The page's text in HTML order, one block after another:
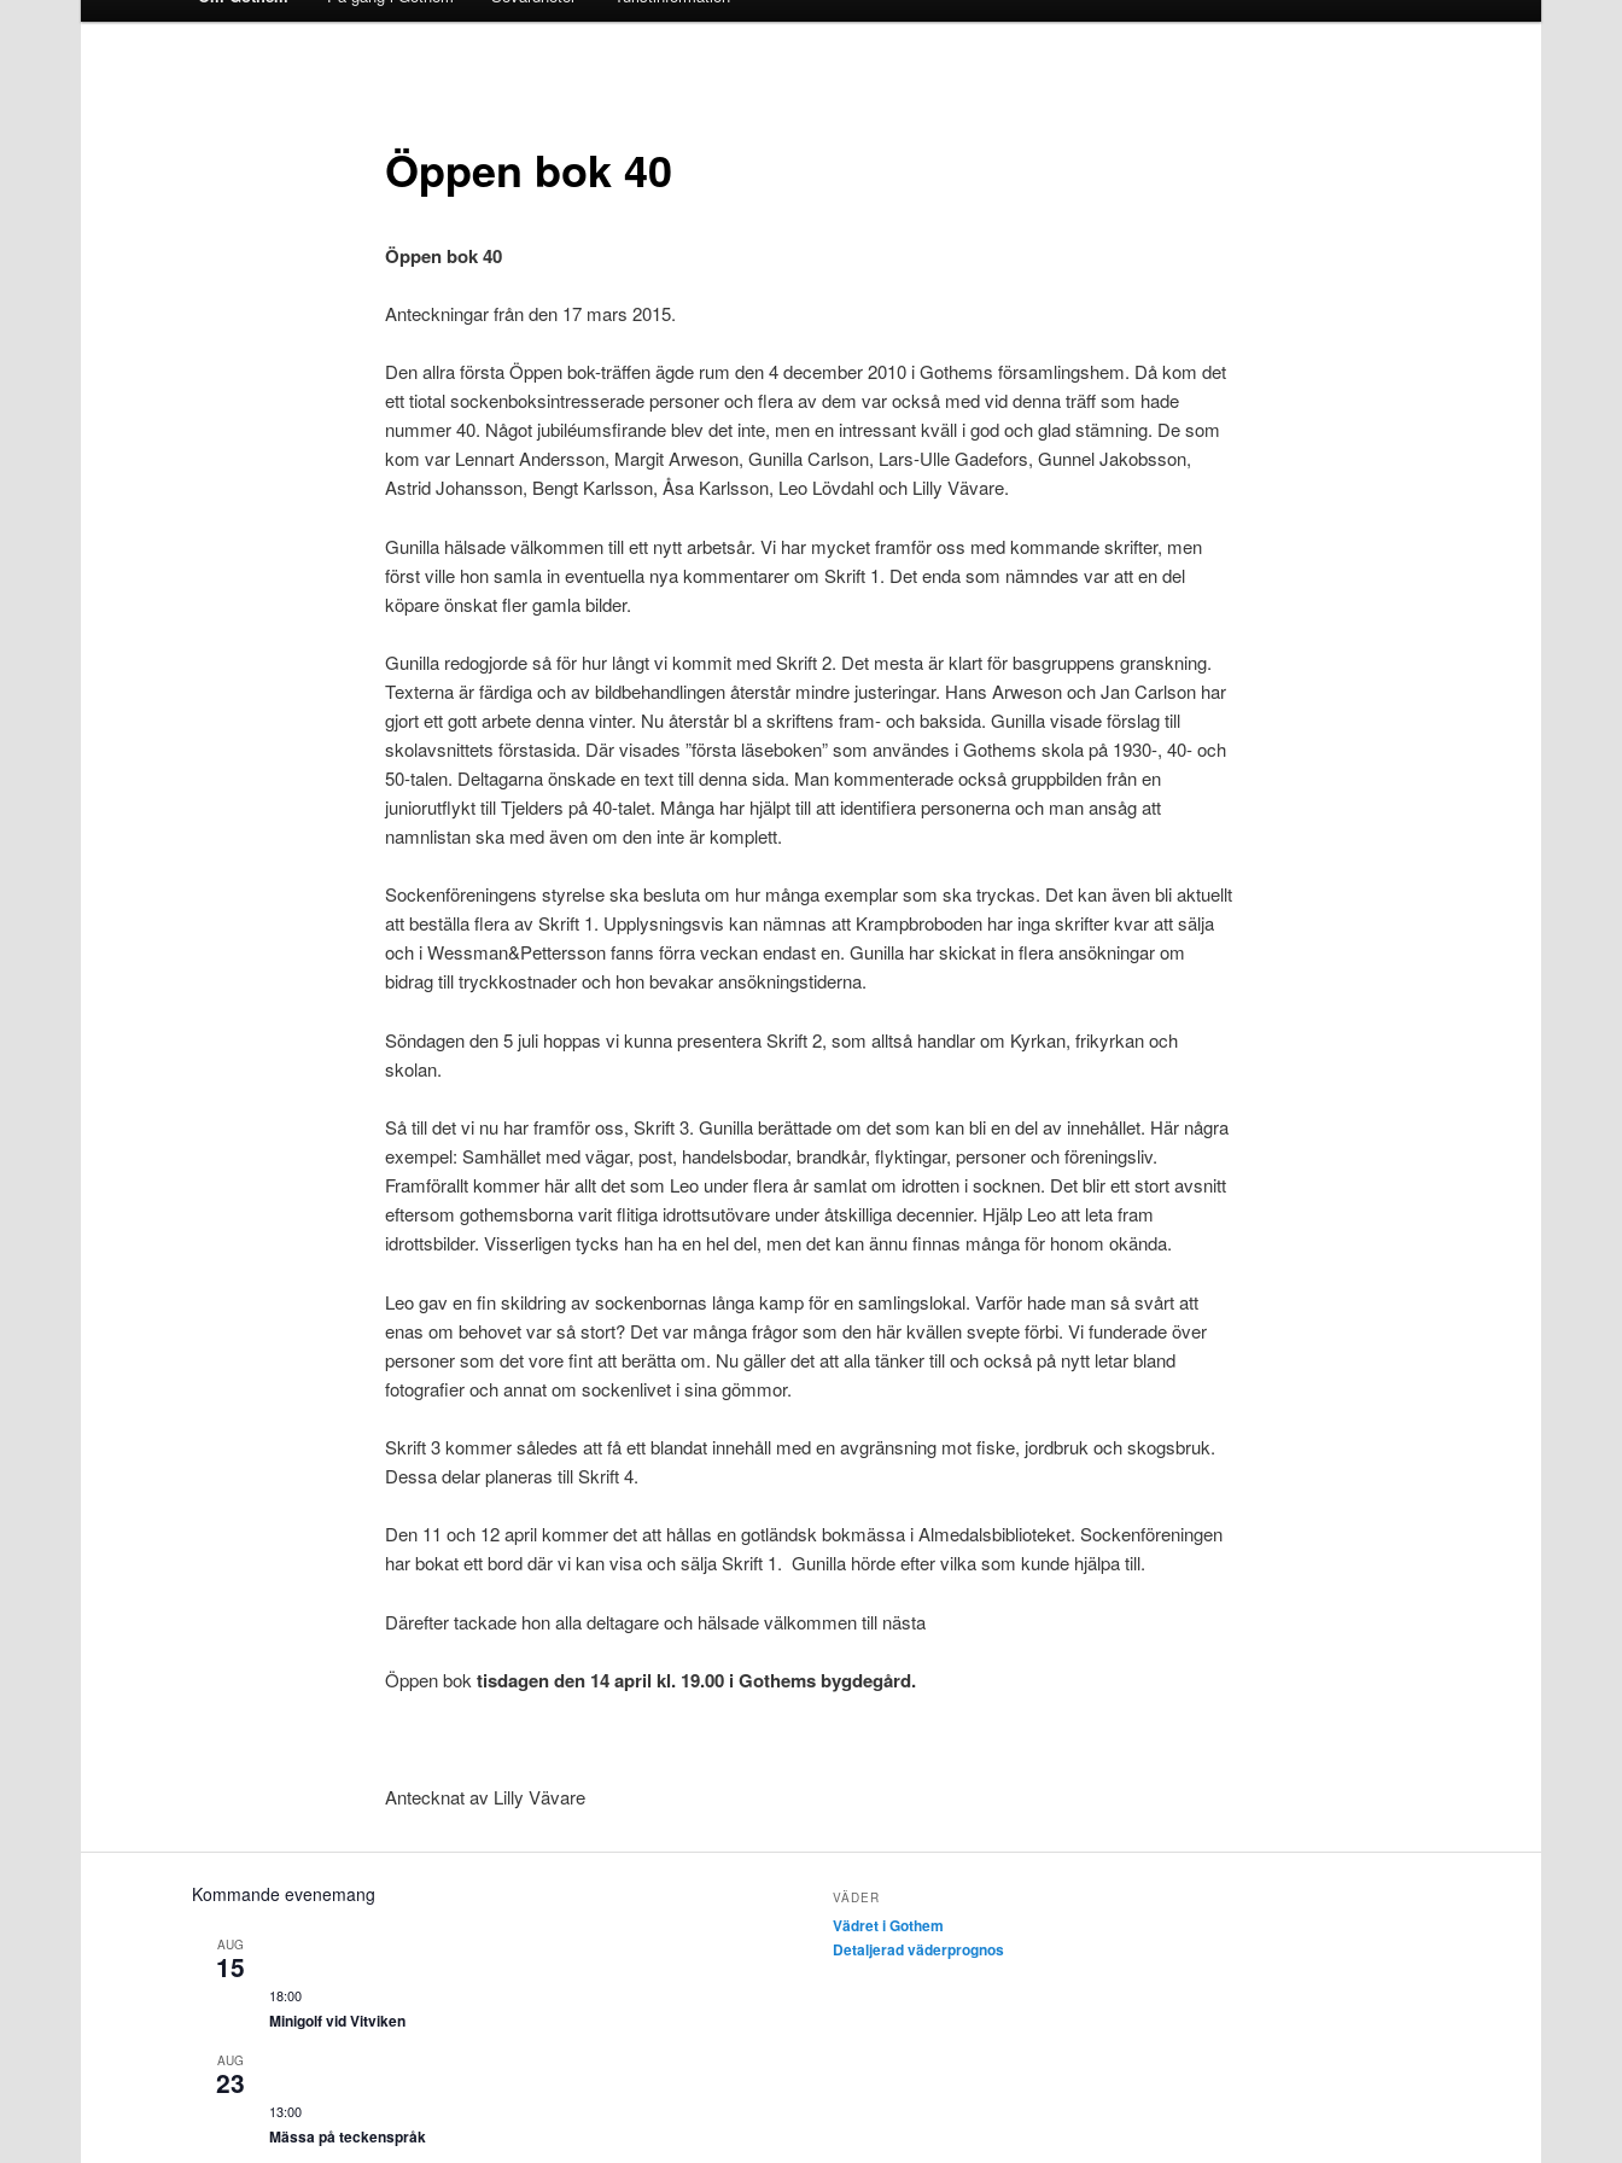
Öppen bok 40
Öppen bok 40
Anteckningar från den 17 mars 2015.
Den allra första Öppen bok-träffen ägde rum den 4 december 2010 i Gothems församlingshem. Då kom det
ett tiotal sockenboksintresserade personer och flera av dem var också med vid denna träff som hade
nummer 40. Något jubiléumsfirande blev det inte, men en intressant kväll i god och glad stämning. De som
kom var Lennart Andersson, Margit Arweson, Gunilla Carlson, Lars-Ulle Gadefors, Gunnel Jakobsson,
Astrid Johansson, Bengt Karlsson, Åsa Karlsson, Leo Lövdahl och Lilly Vävare.
Gunilla hälsade välkommen till ett nytt arbetsår. Vi har mycket framför oss med kommande skrifter, men
först ville hon samla in eventuella nya kommentarer om Skrift 1. Det enda som nämndes var att en del
köpare önskat fler gamla bilder.
Gunilla redogjorde så för hur långt vi kommit med Skrift 2. Det mesta är klart för basgruppens granskning.
Texterna är färdiga och av bildbehandlingen återstår mindre justeringar. Hans Arweson och Jan Carlson har
gjort ett gott arbete denna vinter. Nu återstår bl a skriftens fram- och baksida. Gunilla visade förslag till
skolavsnittets förstasida. Där visades ”första läseboken” som användes i Gothems skola på 1930-, 40- och
50-talen. Deltagarna önskade en text till denna sida. Man kommenterade också gruppbilden från en
juniorutflykt till Tjelders på 40-talet. Många har hjälpt till att identifiera personerna och man ansåg att
namnlistan ska med även om den inte är komplett.
Sockenföreningens styrelse ska besluta om hur många exemplar som ska tryckas. Det kan även bli aktuellt
att beställa flera av Skrift 1. Upplysningsvis kan nämnas att Krampbroboden har inga skrifter kvar att sälja
och i Wessman&Pettersson fanns förra veckan endast en. Gunilla har skickat in flera ansökningar om
bidrag till tryckkostnader och hon bevakar ansökningstiderna.
Söndagen den 5 juli hoppas vi kunna presentera Skrift 2, som alltså handlar om Kyrkan, frikyrkan och
skolan.
Så till det vi nu har framför oss, Skrift 3. Gunilla berättade om det som kan bli en del av innehållet. Här några
exempel: Samhället med vägar, post, handelsbodar, brandkår, flyktingar, personer och föreningsliv.
Framförallt kommer här allt det som Leo under flera år samlat om idrotten i socknen. Det blir ett stort avsnitt
eftersom gothemsborna varit flitiga idrottsutövare under åtskilliga decennier. Hjälp Leo att leta fram
idrottsbilder. Visserligen tycks han ha en hel del, men det kan ännu finnas många för honom okända.
Leo gav en fin skildring av sockenbornas långa kamp för en samlingslokal. Varför hade man så svårt att
enas om behovet var så stort? Det var många frågor som den här kvällen svepte förbi. Vi funderade över
personer som det vore fint att berätta om. Nu gäller det att alla tänker till och också på nytt letar bland
fotografier och annat om sockenlivet i sina gömmor.
Skrift 3 kommer således att få ett blandat innehåll med en avgränsning mot fiske, jordbruk och skogsbruk.
Dessa delar planeras till Skrift 4.
Den 11 och 12 april kommer det att hållas en gotländsk bokmässa i Almedalsbiblioteket. Sockenföreningen
har bokat ett bord där vi kan visa och sälja Skrift 1. Gunilla hörde efter vilka som kunde hjälpa till.
Därefter tackade hon alla deltagare och hälsade välkommen till nästa
Öppen bok tisdagen den 14 april kl. 19.00 i Gothems bygdegård.
Antecknat av Lilly Vävare
Kommande evenemang
AUG
15
18:00
Minigolf vid Vitviken
AUG
23
13:00
Mässa på teckenspråk
VÄDER
Vädret i Gothem
Detaljerad väderprognos